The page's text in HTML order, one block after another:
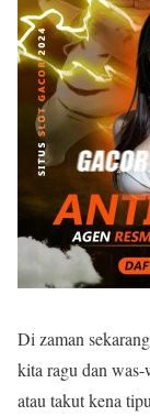
Di zaman
kita ragu dan
atau takut kena